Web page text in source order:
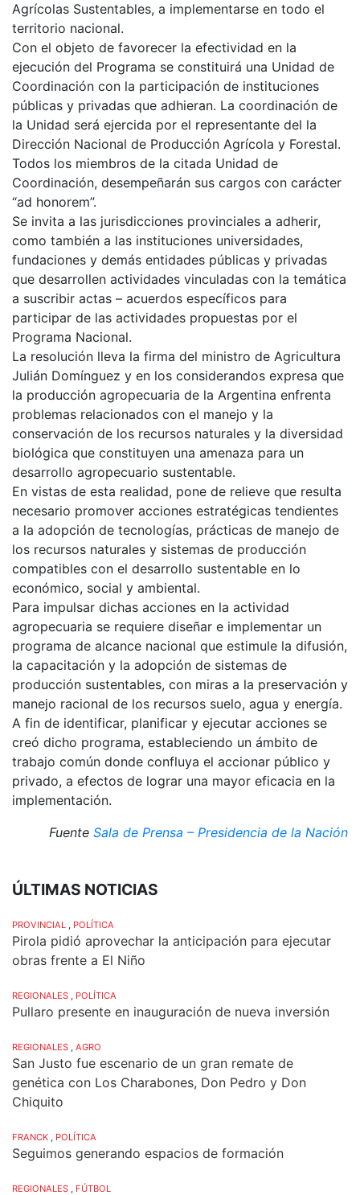
Agrícolas Sustentables, a implementarse en todo el
territorio nacional.
Con el objeto de favorecer la efectividad en la
ejecución del Programa se constituirá una Unidad de
Coordinación con la participación de instituciones
públicas y privadas que adhieran. La coordinación de
la Unidad será ejercida por el representante del la
Dirección Nacional de Producción Agrícola y Forestal.
Todos los miembros de la citada Unidad de
Coordinación, desempeñarán sus cargos con carácter
“ad honorem”.
Se invita a las jurisdicciones provinciales a adherir,
como también a las instituciones universidades,
fundaciones y demás entidades públicas y privadas
que desarrollen actividades vinculadas con la temática
a suscribir actas – acuerdos específicos para
participar de las actividades propuestas por el
Programa Nacional.
La resolución lleva la firma del ministro de Agricultura
Julián Domínguez y en los considerandos expresa que
la producción agropecuaria de la Argentina enfrenta
problemas relacionados con el manejo y la
conservación de los recursos naturales y la diversidad
biológica que constituyen una amenaza para un
desarrollo agropecuario sustentable.
En vistas de esta realidad, pone de relieve que resulta
necesario promover acciones estratégicas tendientes
a la adopción de tecnologías, prácticas de manejo de
los recursos naturales y sistemas de producción
compatibles con el desarrollo sustentable en lo
económico, social y ambiental.
Para impulsar dichas acciones en la actividad
agropecuaria se requiere diseñar e implementar un
programa de alcance nacional que estimule la difusión,
la capacitación y la adopción de sistemas de
producción sustentables, con miras a la preservación y
manejo racional de los recursos suelo, agua y energía.
A fin de identificar, planificar y ejecutar acciones se
creó dicho programa, estableciendo un ámbito de
trabajo común donde confluya el accionar público y
privado, a efectos de lograr una mayor eficacia en la
implementación.
Fuente Sala de Prensa – Presidencia de la Nación
ÚLTIMAS NOTICIAS
PROVINCIAL , POLÍTICA
Pirola pidió aprovechar la anticipación para ejecutar
obras frente a El Niño
REGIONALES , POLÍTICA
Pullaro presente en inauguración de nueva inversión
REGIONALES , AGRO
San Justo fue escenario de un gran remate de
genética con Los Charabones, Don Pedro y Don
Chiquito
FRANCK , POLÍTICA
Seguimos generando espacios de formación
REGIONALES , FÚTBOL